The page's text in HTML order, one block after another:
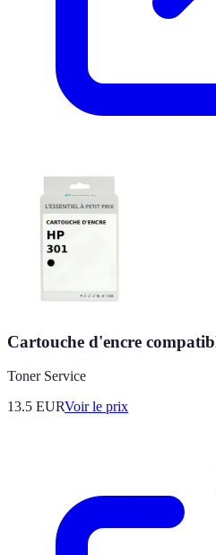
Cartouche d'encre
Toner Service
13.5 EURVoir le prix